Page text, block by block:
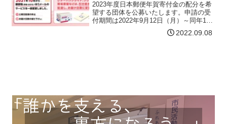
2023年度日本郵便年賀寄付金の配分を希
望する団体を公募いたします。申請の受
付期間は2022年9月12日（月）～同年11
月4日（金）（当日消印有効）です。詳し
くは以下の資料をご覧ください。多くの
2022.09.08